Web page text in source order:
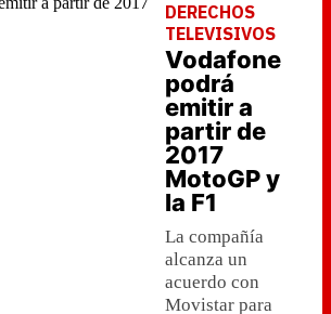
DERECHOS
TELEVISIVOS
Vodafone
podrá
emitir a
partir de
2017
MotoGP y
la F1
La compañía
alcanza un
acuerdo con
Movistar para